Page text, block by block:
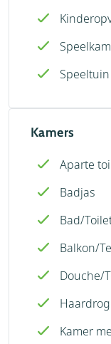
Speeltuin
Kamers
Aparte
Badjas
Bad/
Balkon/
Douche/
Kamer